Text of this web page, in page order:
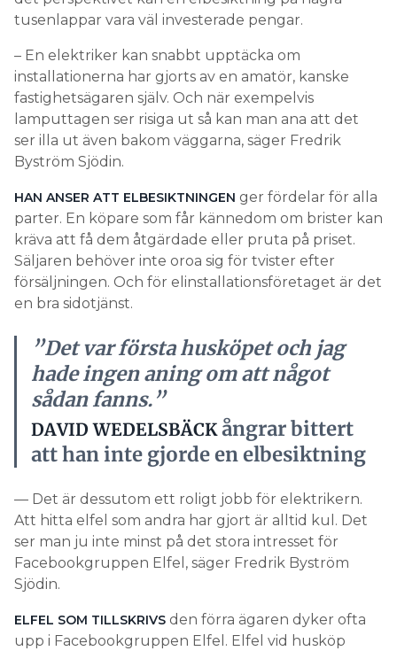
tusenlappar vara väl investerade pengar.
– En elektriker kan snabbt upptäcka om
installationerna har gjorts av en amatör, kanske
fastighetsägaren själv. Och när exempelvis
lamputtagen ser risiga ut så kan man ana att det
ser illa ut även bakom väggarna, säger Fredrik
Byström Sjödin.
HAN ANSER ATT ELBESIKTNINGEN ger fördelar för alla
parter. En köpare som får kännedom om brister kan
kräva att få dem åtgärdade eller pruta på priset.
Säljaren behöver inte oroa sig för tvister efter
försäljningen. Och för elinstallationsföretaget är det
en bra sidotjänst.
”Det var första husköpet och jag
hade ingen aning om att något
sådan fanns.”
DAVID WEDELSBÄCKångrar bittert
att han inte gjorde en elbesiktning
— Det är dessutom ett roligt jobb för elektrikern.
Att hitta elfel som andra har gjort är alltid kul. Det
ser man ju inte minst på det stora intresset för
Facebookgruppen Elfel, säger Fredrik Byström
Sjödin.
ELFEL SOM TILLSKRIVS den förra ägaren dyker ofta
upp i Facebookgruppen Elfel. Elfel vid husköp